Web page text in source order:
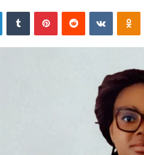
courriel
LinkedinTumblrPinterestReddit